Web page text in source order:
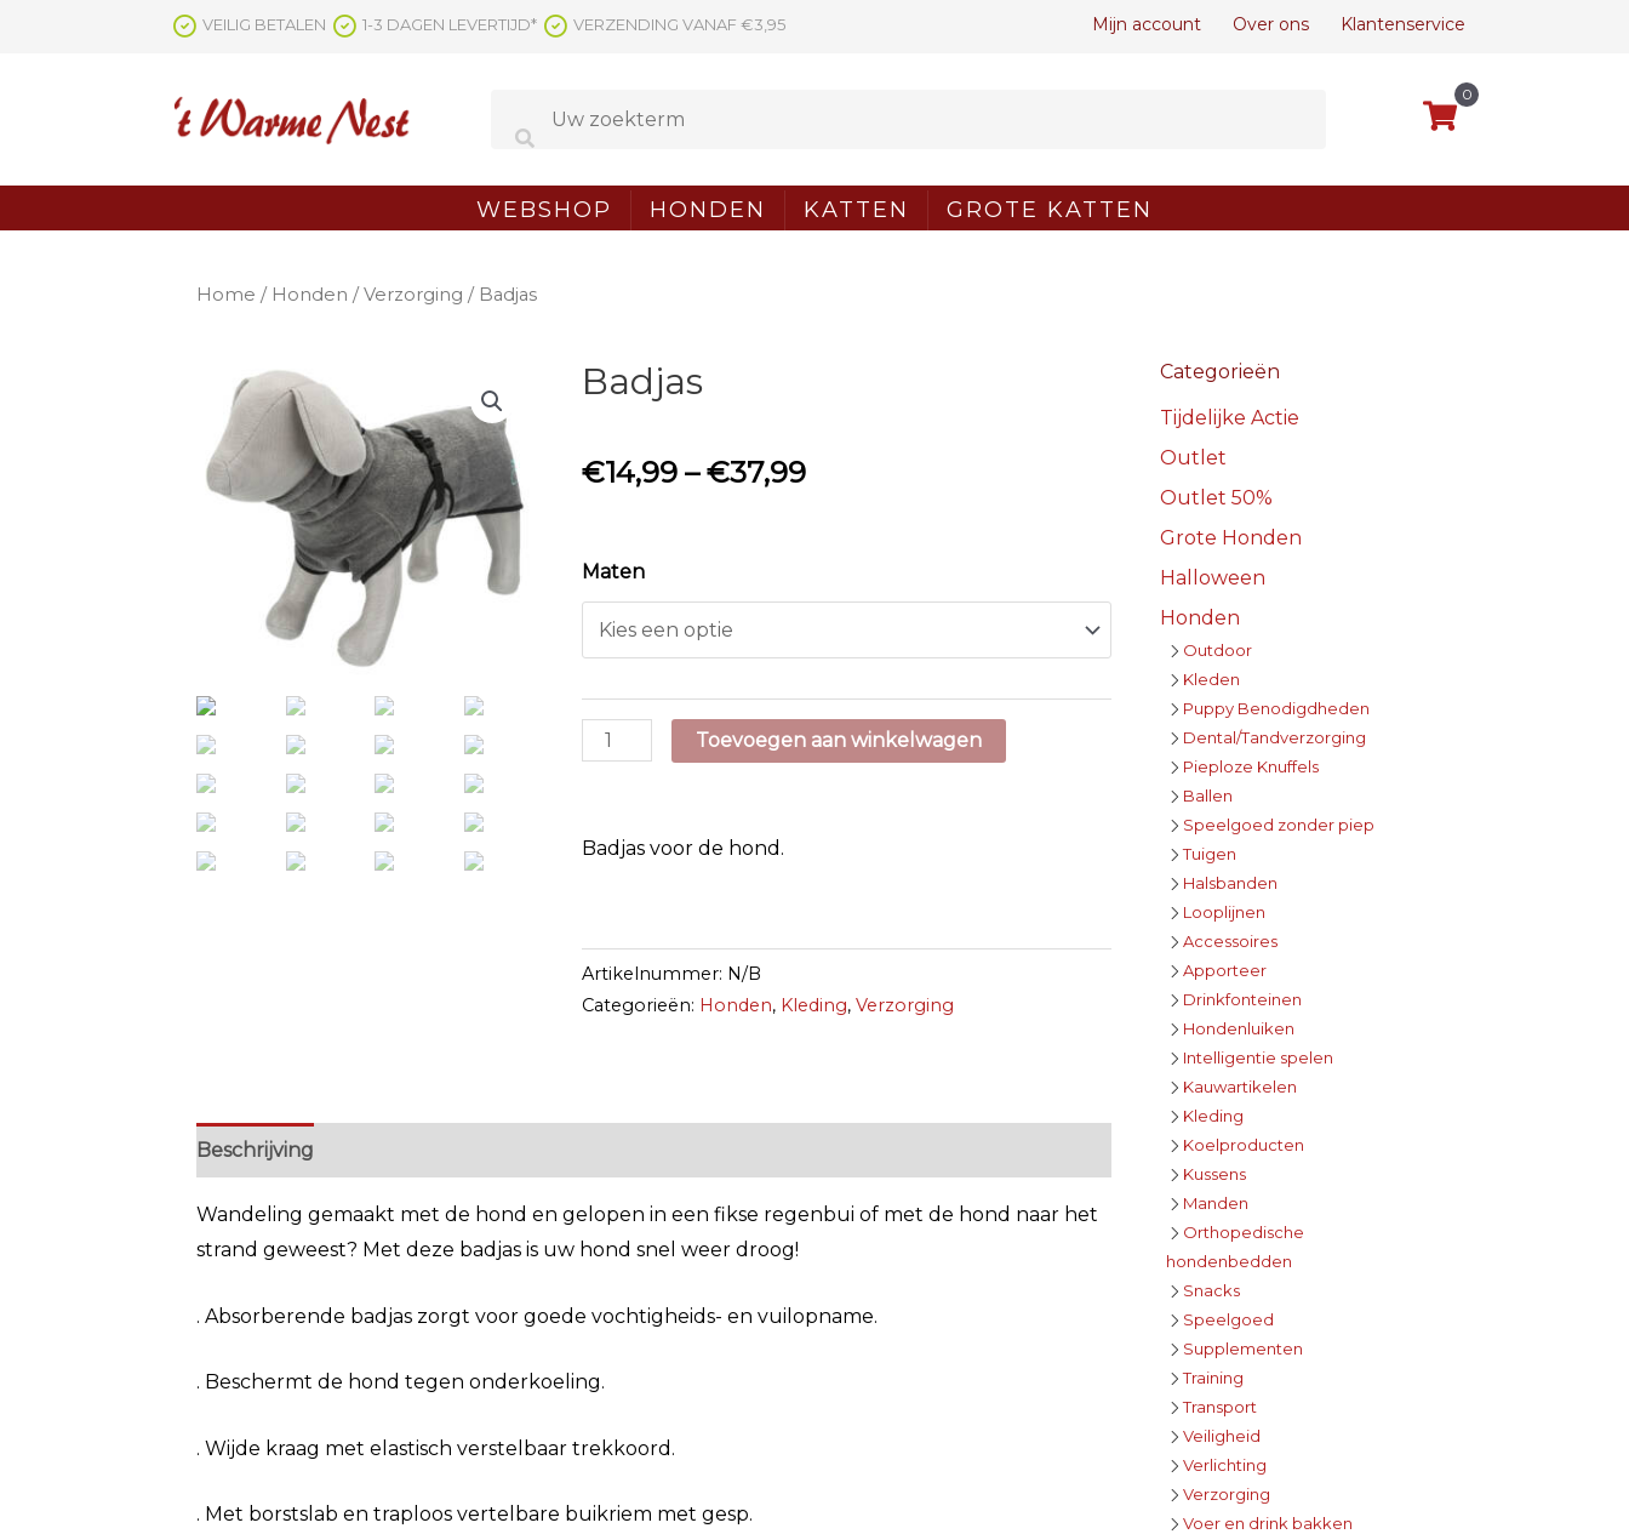
VEILIG BETALEN 1-3 DAGEN LEVERTIJD* VERZENDING VANAF €3,95 Mijn account Over ons Klantenservice
0
WEBSHOP HONDEN KATTEN GROTE KATTEN
Home / Honden /Verzorging / Badjas
Badjas
€14,99 –€37,99
Maten
Badjas
Toevoegen aan winkelwagen
Badjas voor de hond.
Artikelnummer: N/B
Categorieën: Honden, Kleding, Verzorging
Beschrijving
Wandeling gemaakt met de hond en gelopen in een fikse regenbui of met de hond naar het
strand geweest? Met deze badjas is uw hond snel weer droog!
. Absorberende badjas zorgt voor goede vochtigheids- en vuilopname.
. Beschermt de hond tegen onderkoeling.
. Wijde kraag met elastisch verstelbaar trekkoord.
. Met borstslab en traploos vertelbare buikriem met gesp.
Categorieën
Tijdelijke Actie
Outlet
Outlet 50%
Grote Honden
Halloween
Honden
Outdoor
Kleden
Puppy Benodigdheden
Dental/Tandverzorging
Pieploze Knuffels
Ballen
Speelgoed zonder piep
Tuigen
Halsbanden
Looplijnen
Accessoires
Apporteer
Drinkfonteinen
Hondenluiken
Intelligentie spelen
Kauwartikelen
Kleding
Koelproducten
Kussens
Manden
Orthopedische
hondenbedden
Snacks
Speelgoed
Supplementen
Training
Transport
Veiligheid
Verlichting
Verzorging
Voer en drink bakken